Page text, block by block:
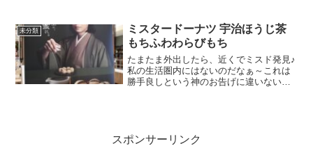
が、結構あちこちで見かけ...
未分類
ミスタードーナツ 宇治ほうじ茶
もちふわわらびもち
たまたま外出したら、近くでミスド発見♪
私の生活圏内にはないのだなぁ～これは
勝手良しという神のお告げに違いない。
スポンサーリンク